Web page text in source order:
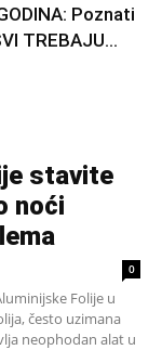
Poznati
TREBAJU...
stavite
noći
0
Folije u
često uzimana
neophodan alat u